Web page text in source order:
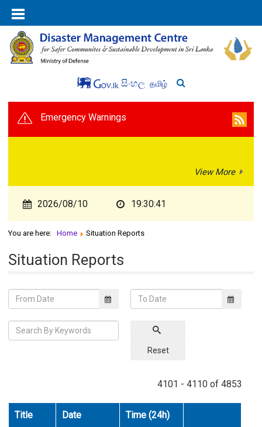
සිංහල தமிழ்
Emergency Warnings
View More
2026/08/10 19:30:41
You are here: Home Situation Reports
Situation Reports
Reset
4101 - 4110 of 4853
Title Date Time (24h)